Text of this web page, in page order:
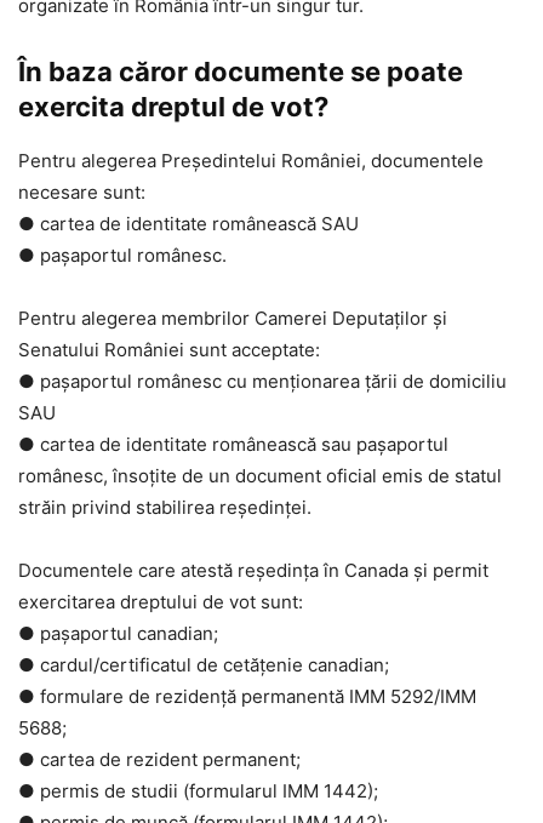
organizate în România într-un singur tur.
În baza căror documente se poate
exercita dreptul de vot?
Pentru alegerea Președintelui României, documentele
necesare sunt:
● cartea de identitate românească SAU
● pașaportul românesc.
Pentru alegerea membrilor Camerei Deputaților și
Senatului României sunt acceptate:
● pașaportul românesc cu menționarea țării de domiciliu
SAU
● cartea de identitate românească sau pașaportul
românesc, însoțite de un document oficial emis de statul
străin privind stabilirea reședinței.
Documentele care atestă reședința în Canada și permit
exercitarea dreptului de vot sunt:
● pașaportul canadian;
● cardul/certificatul de cetățenie canadian;
● formulare de rezidență permanentă IMM 5292/IMM
5688;
● cartea de rezident permanent;
● permis de studii (formularul IMM 1442);